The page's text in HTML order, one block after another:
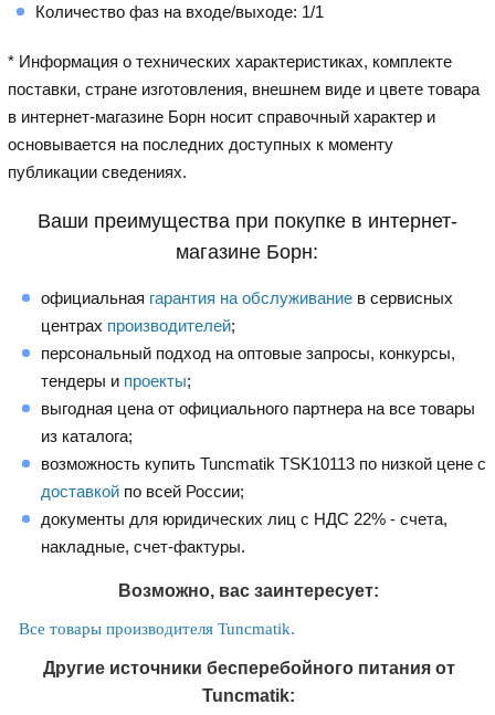
Количество фаз на входе/выходе: 1/1
* Информация о технических характеристиках, комплекте
поставки, стране изготовления, внешнем виде и цвете товара
в интернет-магазине Борн носит справочный характер и
основывается на последних доступных к моменту
публикации сведениях.
Ваши преимущества при покупке в интернет-
магазине Борн:
официальная гарантия на обслуживание в сервисных
центрах производителей;
персональный подход на оптовые запросы, конкурсы,
тендеры и проекты;
выгодная цена от официального партнера на все товары
из каталога;
возможность купить Tuncmatik TSK10113 по низкой цене с
доставкой по всей России;
документы для юридических лиц с НДС 22% - счета,
накладные, счет-фактуры.
Возможно, вас заинтересует:
Все товары производителя Tuncmatik.
Другие источники бесперебойного питания от
Tuncmatik: